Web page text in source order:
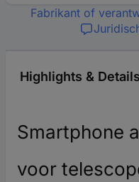
Fabrikant of
Highlights & Details
Smartphone
voor